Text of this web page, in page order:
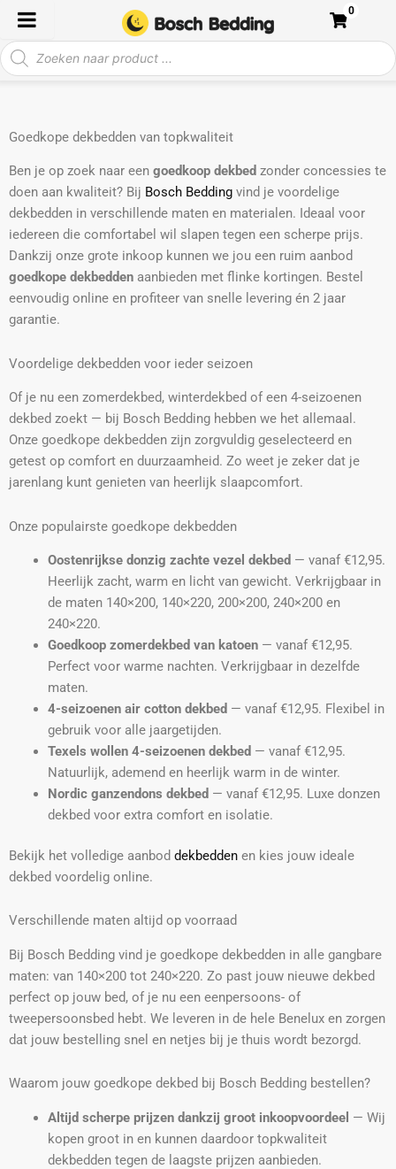
naar
de
inhoud
Producten
zoeken
0
Goedkope dekbedden van topkwaliteit
Ben je op zoek naar een goedkoop dekbed zonder concessies te
doen aan kwaliteit? Bij Bosch Bedding vind je voordelige
dekbedden in verschillende maten en materialen. Ideaal voor
iedereen die comfortabel wil slapen tegen een scherpe prijs.
Dankzij onze grote inkoop kunnen we jou een ruim aanbod
goedkope dekbedden aanbieden met flinke kortingen. Bestel
eenvoudig online en profiteer van snelle levering én 2 jaar
garantie.
Voordelige dekbedden voor ieder seizoen
Of je nu een zomerdekbed, winterdekbed of een 4-seizoenen
dekbed zoekt — bij Bosch Bedding hebben we het allemaal.
Onze goedkope dekbedden zijn zorgvuldig geselecteerd en
getest op comfort en duurzaamheid. Zo weet je zeker dat je
jarenlang kunt genieten van heerlijk slaapcomfort.
Onze populairste goedkope dekbedden
Oostenrijkse donzig zachte vezel dekbed — vanaf €12,95.
Heerlijk zacht, warm en licht van gewicht. Verkrijgbaar in
de maten 140×200, 140×220, 200×200, 240×200 en
240×220.
Goedkoop zomerdekbed van katoen— vanaf €12,95.
Perfect voor warme nachten. Verkrijgbaar in dezelfde
maten.
4-seizoenen air cotton dekbed — vanaf €12,95. Flexibel in
gebruik voor alle jaargetijden.
Texels wollen 4-seizoenen dekbed — vanaf €12,95.
Natuurlijk, ademend en heerlijk warm in de winter.
Nordic ganzendons dekbed — vanaf €12,95. Luxe donzen
dekbed voor extra comfort en isolatie.
Bekijk het volledige aanbod dekbedden en kies jouw ideale
dekbed voordelig online.
Verschillende maten altijd op voorraad
Bij Bosch Bedding vind je goedkope dekbedden in alle gangbare
maten: van 140×200 tot 240×220. Zo past jouw nieuwe dekbed
perfect op jouw bed, of je nu een eenpersoons- of
tweepersoonsbed hebt. We leveren in de hele Benelux en zorgen
dat jouw bestelling snel en netjes bij je thuis wordt bezorgd.
Waarom jouw goedkope dekbed bij Bosch Bedding bestellen?
Altijd scherpe prijzen dankzij groot inkoopvoordeel — Wij
kopen groot in en kunnen daardoor topkwaliteit
dekbedden tegen de laagste prijzen aanbieden.